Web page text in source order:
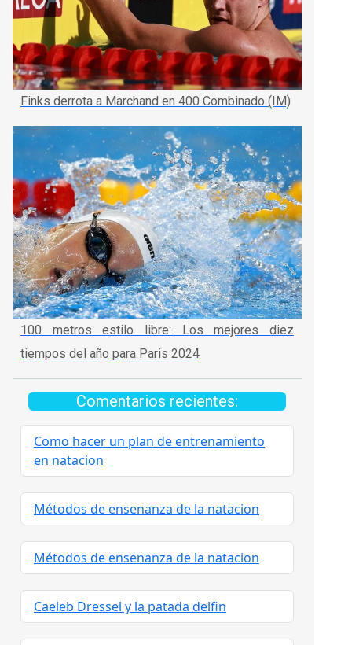
Finks derrota a Marchand en 400 Combinado (IM)
100 metros estilo libre: Los mejores diez
tiempos del año para Paris 2024
Comentarios recientes:
Como hacer un plan de entrenamiento
en natacion
Métodos de ensenanza de la natacion
Métodos de ensenanza de la natacion
Caeleb Dressel y la patada delfin